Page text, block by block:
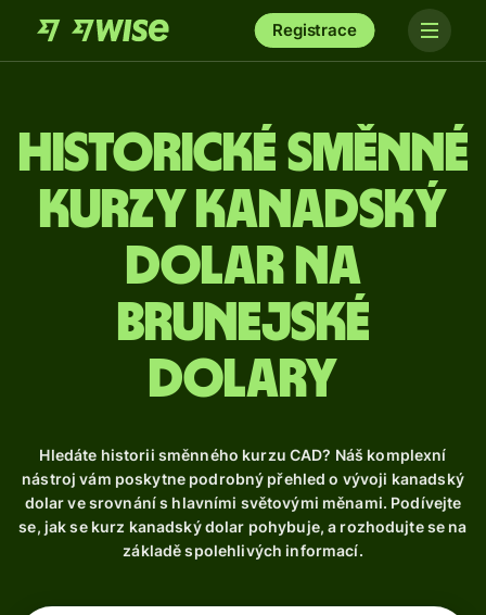
Registrace
Historické směnné
kurzy kanadský
dolar na
brunejské
dolary
Hledáte historii směnného kurzu CAD? Náš komplexní
nástroj vám poskytne podrobný přehled o vývoji kanadský
dolar ve srovnání s hlavními světovými měnami. Podívejte
se, jak se kurz kanadský dolar pohybuje, a rozhodujte se na
základě spolehlivých informací.